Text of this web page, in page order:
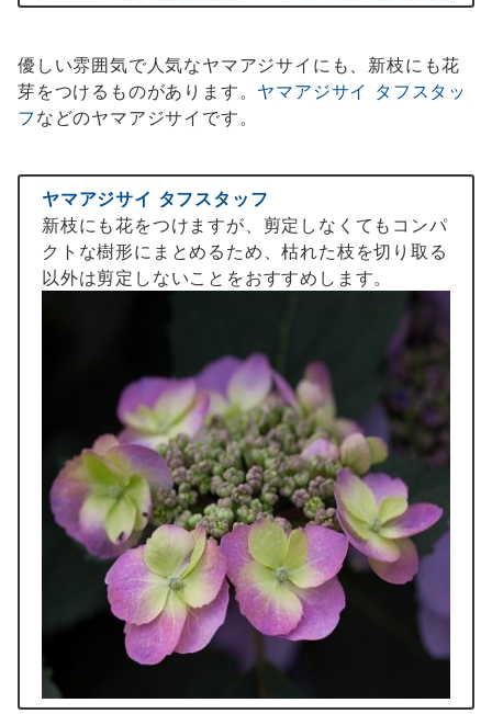
優しい雰囲気で人気なヤマアジサイにも、新枝にも花
芽をつけるものがあります。 ヤマアジサイ タフスタッ
フ などのヤマアジサイです。
ヤマアジサイ タフスタッフ
新枝にも花をつけますが、剪定しなくてもコンパ
クトな樹形にまとめるため、枯れた枝を切り取る
以外は剪定しないことをおすすめします。